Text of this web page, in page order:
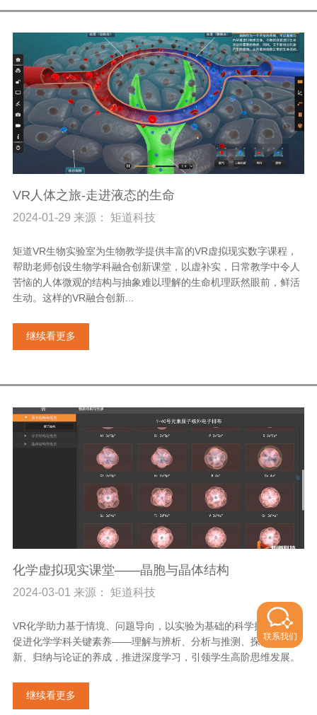
VR人体之旅-走进液态的生命
2024-01-29 来源： 矩道科技
矩道VR生物实验室为生物教学提供丰富的VR虚拟现实数字课程，
帮助老师创设生物学科融合创新课堂，以虚补实，日常教学中令人
苦恼的人体微观的结构与抽象难以理解的生命机理跃然眼前，鲜活
生动。这样的VR融合创新...
继续看更多
化学虚拟现实课堂——晶胞与晶体结构
2024-03-01 来源： 矩道科技
VR化学助力基于情境、问题导向，以实验为基础的科学探究活动，
促进化学学科关键素养——理解与辨析、分析与推测、探究与创
新、归纳与论证的养成，推进深度学习，引领学生高阶思维发展。
继续看更多
联系我们